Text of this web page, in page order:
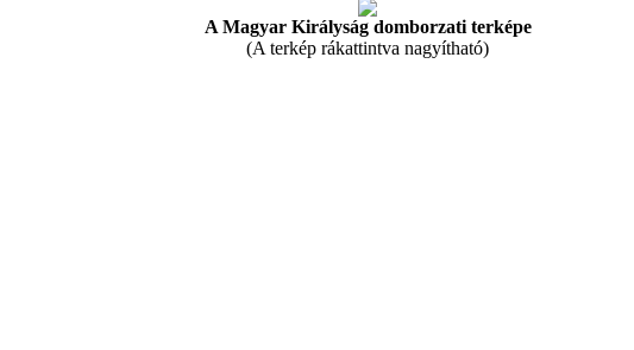
A Magyar Királyság domborzati terképe
(A terkép rákattintva nagyítható)